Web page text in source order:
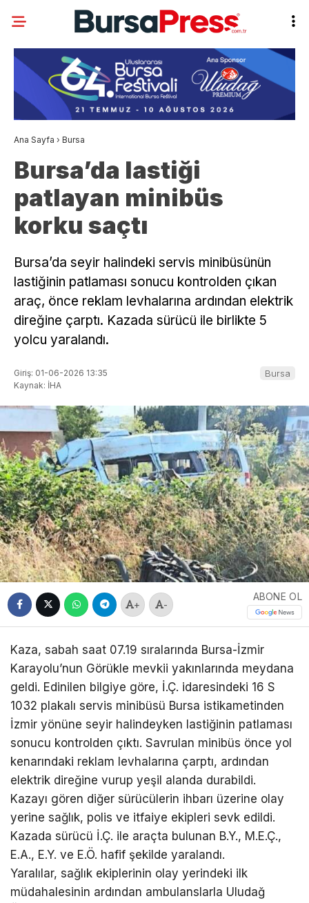
Ana Sayfa › Bursa
Bursa’da lastiği
patlayan minibüs
korku saçtı
Bursa’da seyir halindeki servis minibüsünün
lastiğinin patlaması sonucu kontrolden çıkan
araç, önce reklam levhalarına ardından elektrik
direğine çarptı. Kazada sürücü ile birlikte 5
yolcu yaralandı.
Giriş: 01-06-2026 13:35
Kaynak: İHA
Bursa
+ -
ABONE OL
Kaza, sabah saat 07.19 sıralarında Bursa-İzmir
Karayolu’nun Görükle mevkii yakınlarında meydana
geldi. Edinilen bilgiye göre, İ.Ç. idaresindeki 16 S
1032 plakalı servis minibüsü Bursa istikametinden
İzmir yönüne seyir halindeyken lastiğinin patlaması
sonucu kontrolden çıktı. Savrulan minibüs önce yol
kenarındaki reklam levhalarına çarptı, ardından
elektrik direğine vurup yeşil alanda durabildi.
Kazayı gören diğer sürücülerin ihbarı üzerine olay
yerine sağlık, polis ve itfaiye ekipleri sevk edildi.
Kazada sürücü İ.Ç. ile araçta bulunan B.Y., M.E.Ç.,
E.A., E.Y. ve E.Ö. hafif şekilde yaralandı.
Yaralılar, sağlık ekiplerinin olay yerindeki ilk
müdahalesinin ardından ambulanslarla Uludağ